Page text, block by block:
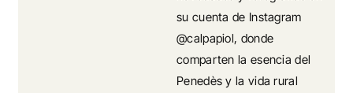
su cuenta de Instagram
@calpapiol, donde
comparten la esencia del
Penedès y la vida rural